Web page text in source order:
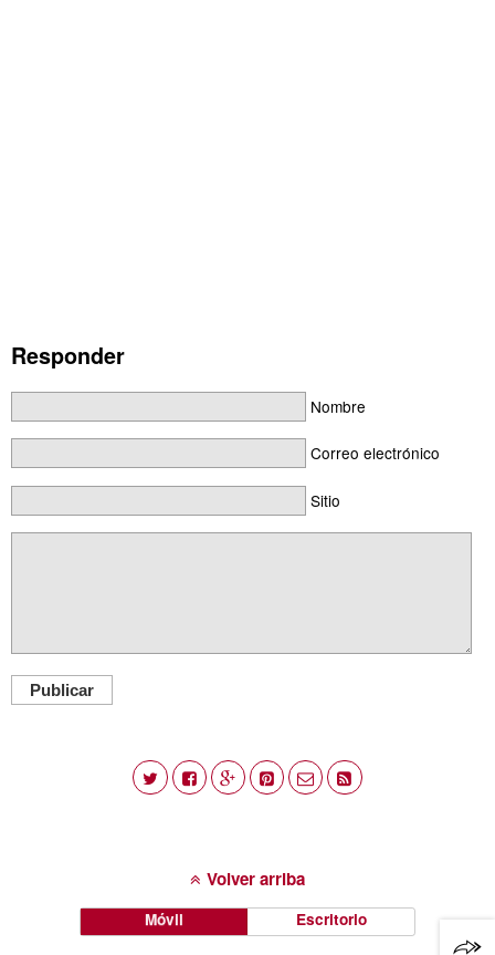
Responder
Nombre
Correo electrónico
Sitio
Publicar
Volver arriba
Móvil Escritorio